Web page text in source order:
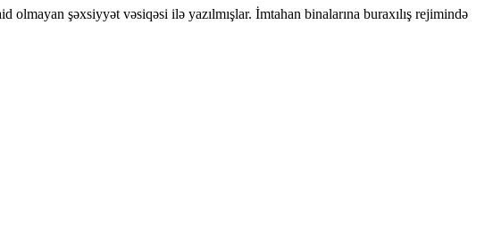
şəxsiyyət vəsiqəsi ilə yazılmışlar. İmtahan binalarına buraxılış rejimində